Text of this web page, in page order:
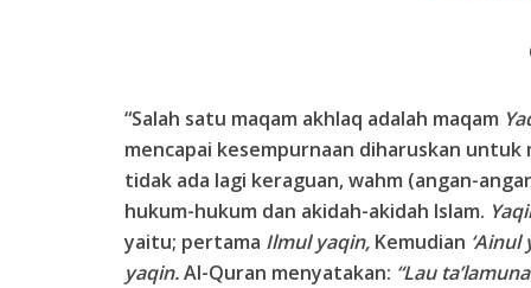
“Salah satu maqam akhlaq adalah maqam
mencapai kesempurnaan diharuskan
tidak ada lagi keraguan, wahm (angan-
hukum-hukum dan akidah-akidah Islam.
yaitu; pertama Ilmul yaqin, Kemudian ‘Ainul
yaqin.Al-Quran menyatakan: “Lau